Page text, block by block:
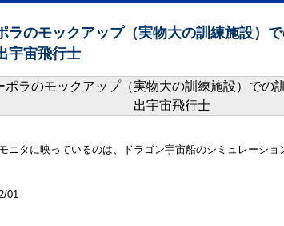
ラのモックアップ（実物大の訓練施設）
宇宙飛行士
ニタに映っているのは、ドラゴン宇宙船のシミュレーショ
01